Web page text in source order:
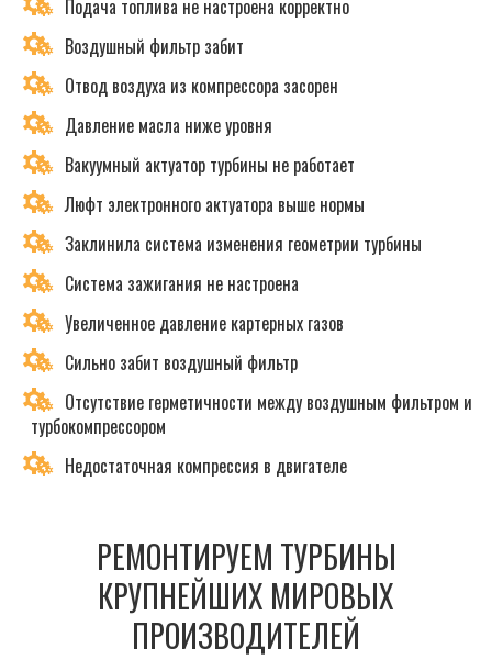
Подача топлива не настроена корректно
Воздушный фильтр забит
Отвод воздуха из компрессора засорен
Давление масла ниже уровня
Вакуумный актуатор турбины не работает
Люфт электронного актуатора выше нормы
Заклинила система изменения геометрии турбины
Система зажигания не настроена
Увеличенное давление картерных газов
Сильно забит воздушный фильтр
Отсутствие герметичности между воздушным фильтром и
турбокомпрессором
Недостаточная компрессия в двигателе
РЕМОНТИРУЕМ ТУРБИНЫ
КРУПНЕЙШИХ МИРОВЫХ
ПРОИЗВОДИТЕЛЕЙ